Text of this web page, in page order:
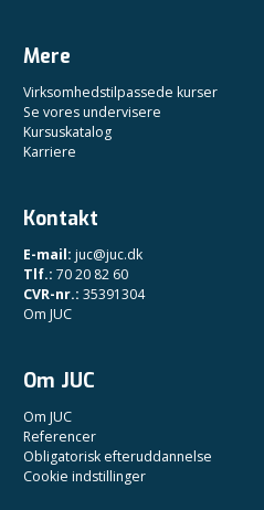
Mere
Virksomhedstilpassede kurser
Se vores undervisere
Kursuskatalog
Karriere
Kontakt
E-mail: juc@juc.dk
Tlf.: 70 20 82 60
CVR-nr.: 35391304
Om JUC
Om JUC
Om JUC
Referencer
Obligatorisk efteruddannelse
Cookie indstillinger